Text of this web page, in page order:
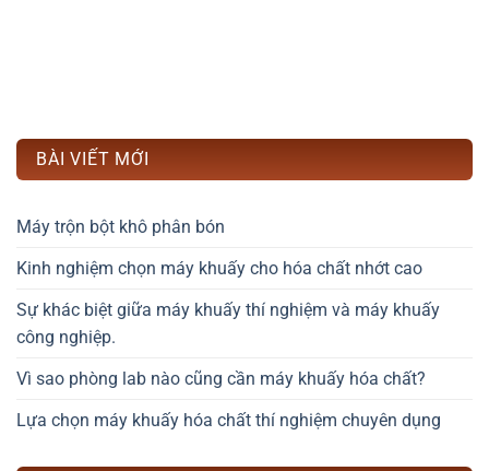
BÀI VIẾT MỚI
Máy trộn bột khô phân bón
Kinh nghiệm chọn máy khuấy cho hóa chất nhớt cao
Sự khác biệt giữa máy khuấy thí nghiệm và máy khuấy
công nghiệp.
Vì sao phòng lab nào cũng cần máy khuấy hóa chất?
Lựa chọn máy khuấy hóa chất thí nghiệm chuyên dụng